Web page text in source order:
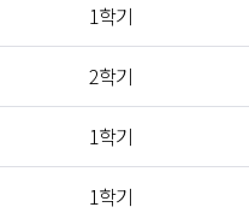
1학기
2학기
1학기
1학기